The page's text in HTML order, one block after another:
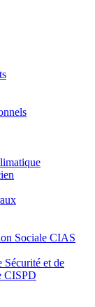
Sociale CIAS
et de
CISPD